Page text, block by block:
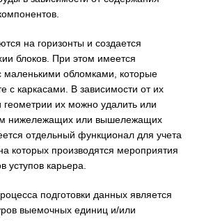
на горизонты и создается
блоков. При этом имеется
маленькими обломками, которые
с каркасами. В зависимости от их
их можно удалить или
нижележащих или вышележащих
отдельный функционал для учета
которых производятся мероприятия
уступов карьера.
подготовки данных является
выемочных единиц и/или